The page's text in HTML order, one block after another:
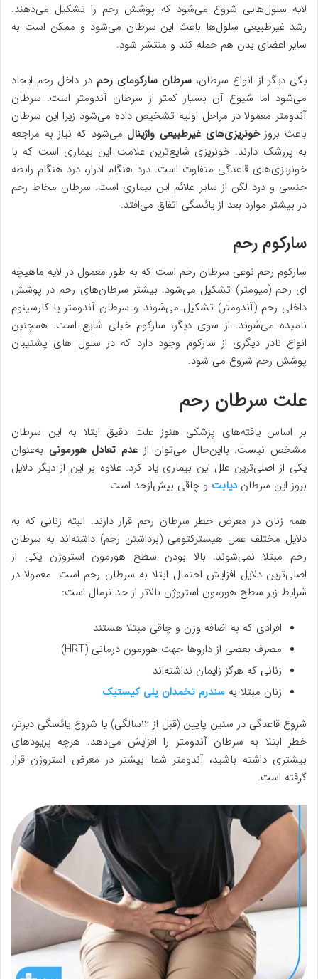
لایه سلول‌هایی شروع می‌شود که پوشش رحم را تشکیل می‌دهند.
رشد غیرطبیعی سلول‌ها باعث این سرطان می‌شود و ممکن است به
سایر اعضای بدن هم حمله کند و منتشر شود.
یکی دیگر از انواع سرطان، سرطان سارکومای رحم در داخل رحم ایجاد
می‌شود اما شیوع آن بسیار کمتر از سرطان آندومتر است. سرطان
آندومتر معمولا در مراحل اولیه تشخیص داده می‌شود زیرا این سرطان
باعث بروزخونریزی‌های غیرطبیعی واژینال می‌شود که نیاز به مراجعه
به پزرشک دارند. خونریزی شایع‌ترین علامت این بیماری است که با
خونریزی‌های قاعدگی متفاوت است. درد هنگام ادرار، درد هنگام رابطه
جنسی و درد لگن از سایر علائم این بیماری است. سرطان مخاط رحم
در بیشتر موارد بعد از یائسگی اتفاق می‌افتد.
سارکوم رحم
سارکوم رحم نوعی سرطان رحم است که به طور معمول در لایه ماهیچه
ای رحم (میومتر) تشکیل می‌شود. بیشتر سرطان‌های‌ رحم در پوشش
داخلی رحم (آندومتر) تشکیل می‌شوند و سرطان آندومتر یا کارسینوم
نامیده می‌شوند. از سوی دیگر، سارکوم خیلی شایع است. همچنین
انواع نادر دیگری از سارکوم وجود دارد که در سلول های پشتیبان
پوشش رحم شروع می شود.
علت سرطان رحم
بر اساس یافته‌های پزشکی هنوز علت دقیق ابتلا به این سرطان
مشخص نیست. بااین‌حال می‌توان ازعدم تعادل هورمونی به‌عنوان
یکی از اصلی‌ترین علل این بیماری یاد کرد. علاوه بر این از دیگر دلایل
بروز این سرطاندیابت و چاقی بیش‌ازحد است.
همه زنان در معرض خطر سرطان رحم قرار دارند. البته زنانی که به
دلایل مختلف عمل هیسترکتومی (برداشتن رحم) داشته‌اند به سرطان
رحم مبتلا نمی‌شوند. بالا بودن سطح هورمون استروژن یکی از
اصلی‌ترین دلایل افزایش احتمال ابتلا به سرطان رحم است. معمولا در
شرایط زیر سطح هورمون استروژن بالاتر از حد نرمال است:
افرادی که به اضافه وزن و چاقی مبتلا هستند
مصرف بعضی از داروها جهت هورمون درمانی (HRT)
زنانی که هرگز زایمان نداشته‌اند
زنان مبتلا به سندرم تخمدان پلی کیستیک
شروع قاعدگی در سنین پایین (قبل از ۱۲سالگی) یا شروع یائسگی دیرتر،
خطر ابتلا به سرطان آندومتر را افزایش می‌دهد. هرچه پریودهای
بیشتری داشته باشید، آندومتر شما بیشتر در معرض استروژن قرار
گرفته است.